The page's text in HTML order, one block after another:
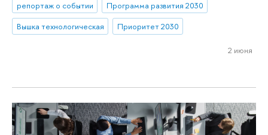
репортаж о событии
Программа развития 2030
Вышка технологическая
Приоритет 2030
2 июня